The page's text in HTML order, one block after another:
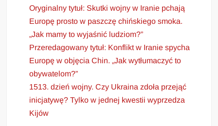
Oryginalny tytuł: Skutki wojny w Iranie pchają
Europę prosto w paszczę chińskiego smoka.
„Jak mamy to wyjaśnić ludziom?”
Przeredagowany tytuł: Konflikt w Iranie spycha
Europę w objęcia Chin. „Jak wytłumaczyć to
obywatelom?”
1513. dzień wojny. Czy Ukraina zdoła przejąć
inicjatywę? Tylko w jednej kwestii wyprzedza
Kijów